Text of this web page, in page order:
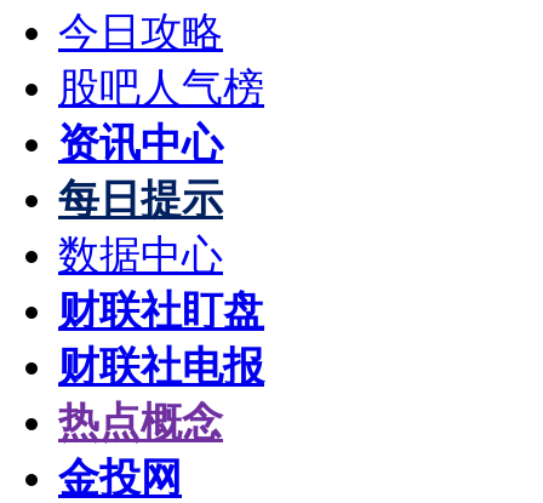
今日攻略
股吧人气榜
资讯中心
每日提示
数据中心
财联社盯盘
财联社电报
热点概念
金投网